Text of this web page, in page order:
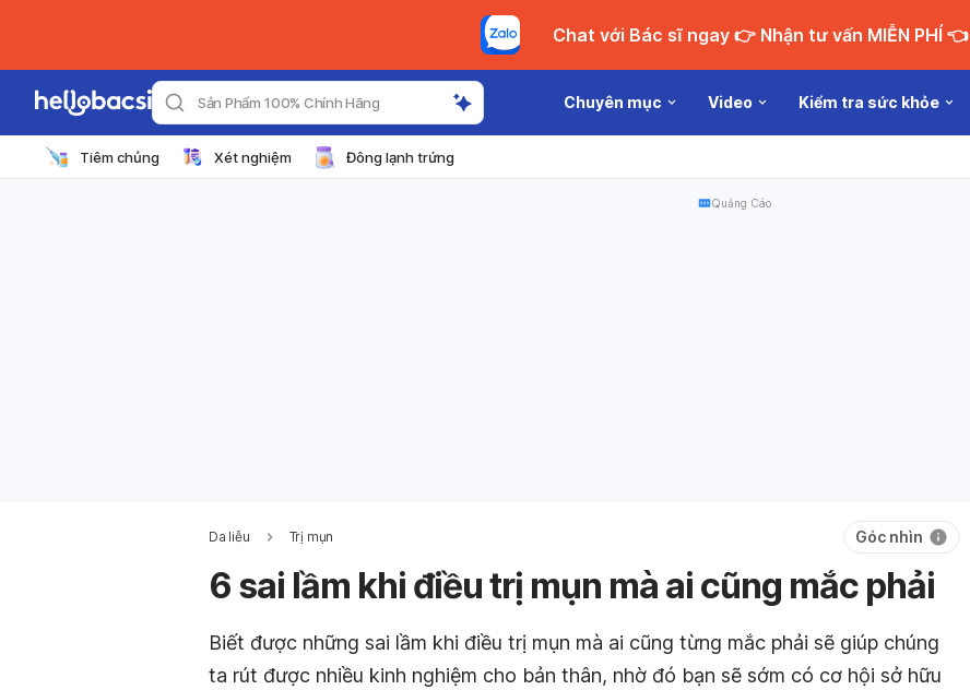
Chat với Bác sĩ ngay 👉 Nhận tư vấn MIỄN PHÍ 👈
Sản Phẩm 100% Chính Hãng Chuyên mục Video Kiểm tra sức khỏe
Tiêm chủng Xét nghiệm Đông lạnh trứng
Quảng Cáo
Da liễu Trị mụn Góc nhìn
6 sai lầm khi điều trị mụn mà ai cũng mắc phải
Biết được những sai lầm khi điều trị mụn mà ai cũng từng mắc phải sẽ giúp chúng
ta rút được nhiều kinh nghiệm cho bản thân, nhờ đó bạn sẽ sớm có cơ hội sở hữu